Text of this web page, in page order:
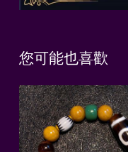
您可能也喜歡